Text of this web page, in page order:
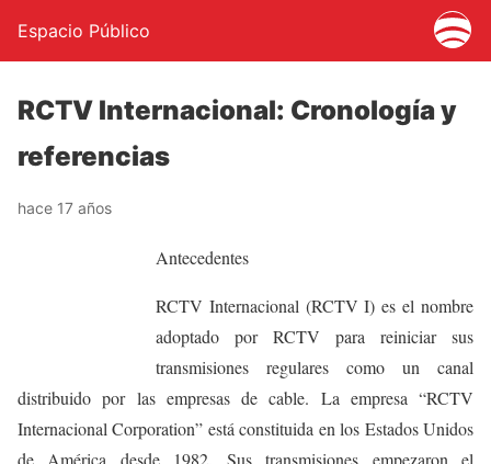
Espacio Público
RCTV Internacional: Cronología y
referencias
hace 17 años
Antecedentes
RCTV Internacional (RCTV I) es el nombre
adoptado por RCTV para reiniciar sus
transmisiones regulares como un canal
distribuido por las empresas de cable. La empresa “RCTV
Internacional Corporation” está constituida en los Estados Unidos
de América desde 1982. Sus transmisiones empezaron el